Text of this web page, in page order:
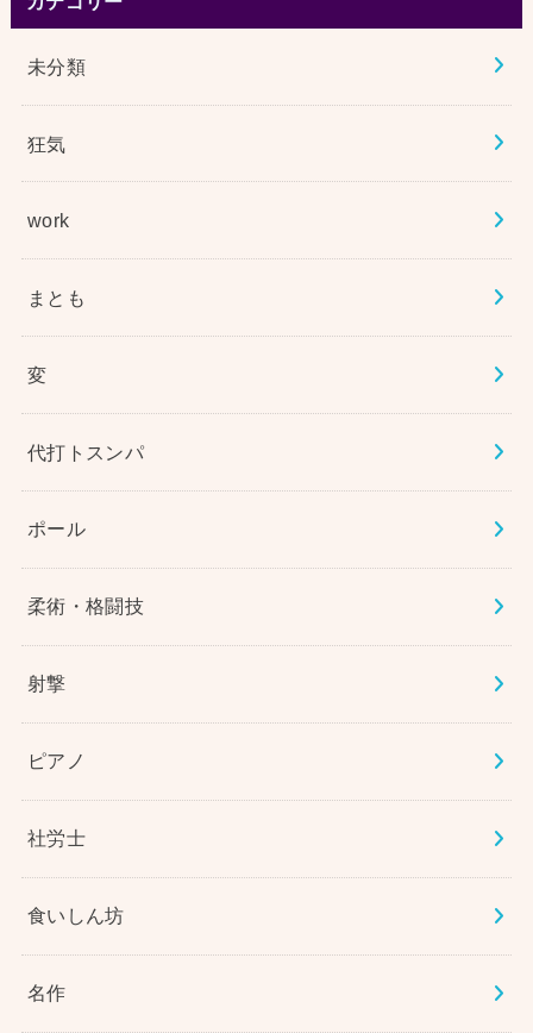
未分類
狂気
work
まとも
変
代打トスンパ
ポール
柔術・格闘技
射撃
ピアノ
社労士
食いしん坊
名作